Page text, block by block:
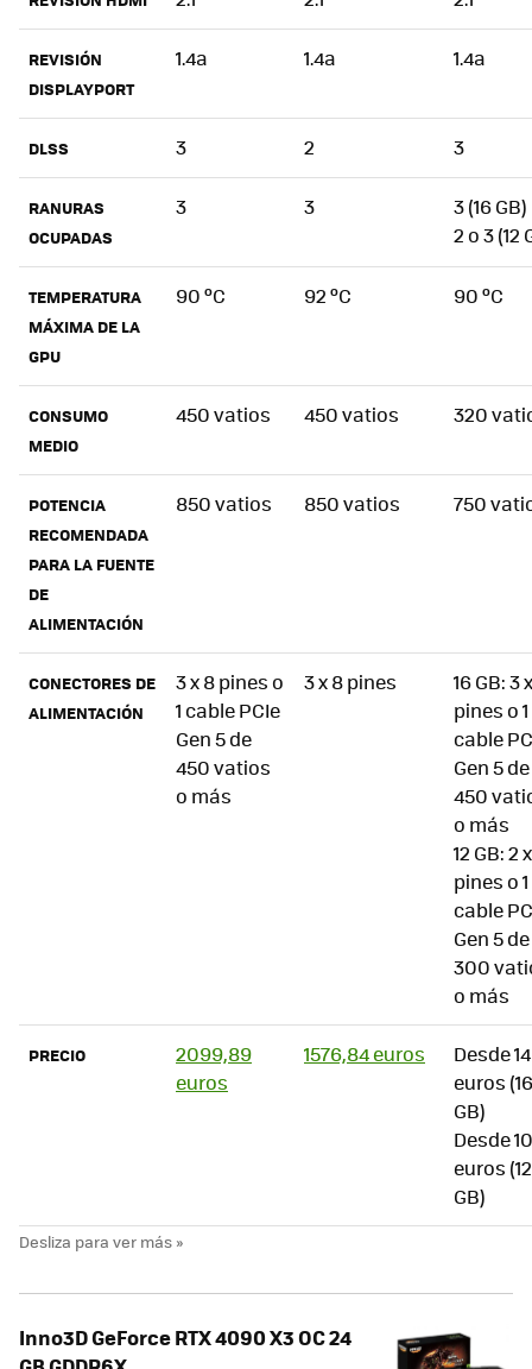
REVISIÓN
DISPLAYPORT
1.4a 1.4a 1.4a
DLSS 3 2 3
RANURAS
OCUPADAS
3 3
3 (16 GB)
2 o 3 (12
TEMPERATURA
MÁXIMA DE LA
GPU
90 ºC 92 ºC 90 ºC
CONSUMO
MEDIO
450 vatios 450 vatios 320
POTENCIA
RECOMENDADA
PARA LA FUENTE
DE
ALIMENTACIÓN
850 vatios 850 vatios 750
CONECTORES DE
ALIMENTACIÓN
3 x 8 pines o
1 cable PCIe
Gen 5 de
450 vatios
o más
3 x 8 pines
16 GB: 3
pines o 1
cable
Gen 5 de
450
o más
12 GB: 2
pines o 1
cable
Gen 5 de
300
o más
PRECIO
2099,89
euros
1576,84 euros
Desde
euros (16
GB)
Desde
euros (12
GB)
Inno3D GeForce RTX 4090 X3 OC 24